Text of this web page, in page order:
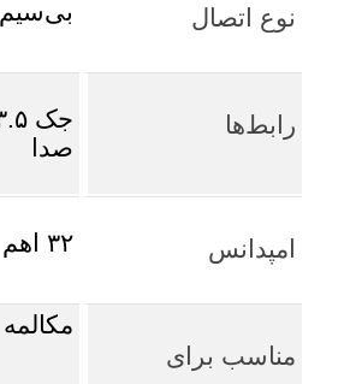
نوع اتصال بی‌سیم
رابط‌ها
صدا
امپدانس ۳۲ اهم
مناسب برای
مکالمه